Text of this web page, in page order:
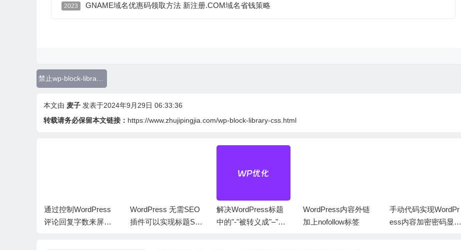
2023 GNAME域名优惠码领取方法 新注册.COM域名省钱策略
禁止wp-block-library-css
本文由 麦子 发表于2024年9月29日 06:33:36
转载请务必保留本文链接： https://www.zhujipingjia.com/wp-block-library-css.html
通过控制WordPress
评论回复字数来屏蔽
WordPress 无需SEO
插件可以实现标题SE
解决WordPress标题
中的"-"被转义成"–"问
WordPress内容外链
加上nofollow标签
手动代码实现WordPr
ess内容加密密码显示